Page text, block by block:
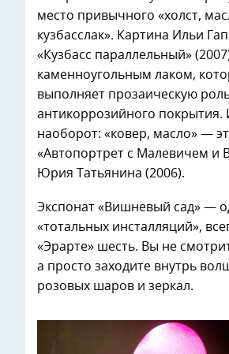
место привычного «холст,
кузбасслак». Картина Ильи
«Кузбасс параллельный»
каменноугольным лаком,
выполняет прозаическую
антикоррозийного покрытия.
наоборот: «ковер, масло» —
«Автопортрет с Малевичем и
Юрия Татьянина (2006).
Экспонат «Вишневый сад» —
«тотальных инсталляций»,
«Эрарте» шесть. Вы не
а просто заходите внутрь
розовых шаров и зеркал.